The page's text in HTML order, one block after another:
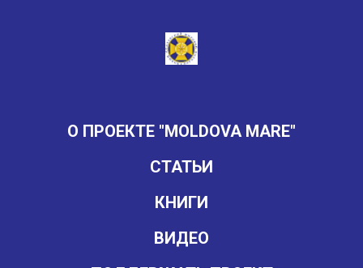
О ПРОЕКТЕ "MOLDOVA MARE"
СТАТЬИ
КНИГИ
ВИДЕО